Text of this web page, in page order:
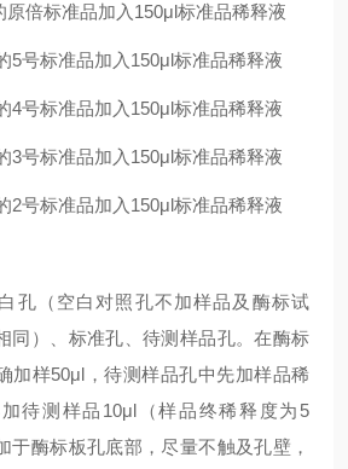
原倍标准品加入150μl标准品稀释液
5号标准品加入150μl标准品稀释液
4号标准品加入150μl标准品稀释液
3号标准品加入150μl标准品稀释液
2号标准品加入150μl标准品稀释液
孔（空白对照孔不加样品及酶标试
同）、标准孔、待测样品孔。在酶标
加样50μl，待测样品孔中先加样品稀
待测样品10μl（样品终稀释度为5
于酶标板孔底部，尽量不触及孔壁，